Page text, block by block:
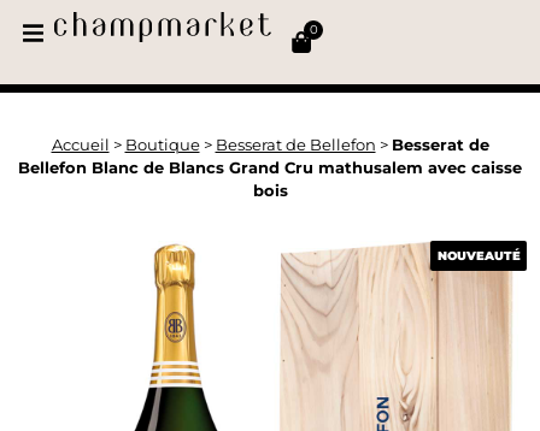
0
Accueil > Boutique> Besserat de Bellefon > Besserat de
Bellefon Blanc de Blancs Grand Cru mathusalem avec caisse
bois
NOUVEAUTÉ